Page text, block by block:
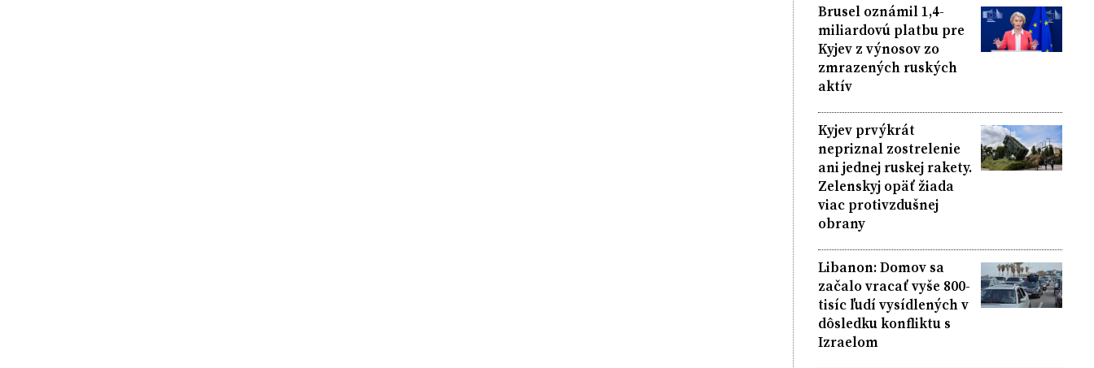
Brusel oznámil 1,4-
miliardovú platbu pre
Kyjev z výnosov zo
zmrazených ruských
aktív
Kyjev prvýkrát
nepriznal zostrelenie
ani jednej ruskej rakety.
Zelenskyj opäť žiada
viac protivzdušnej
obrany
Libanon: Domov sa
začalo vracať vyše 800-
tisíc ľudí vysídlených v
dôsledku konfliktu s
Izraelom